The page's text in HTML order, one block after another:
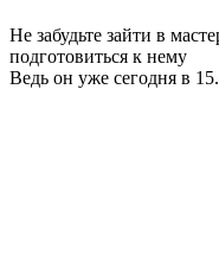
Не забудьте зайти в
подготовиться к нему
Ведь он уже сегодня в